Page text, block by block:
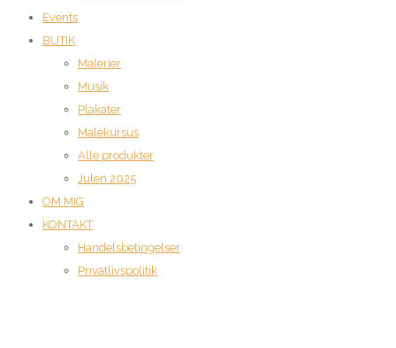
Events
BUTIK
Malerier
Musik
Plakater
Malekursus
Alle produkter
Julen 2025
OM MIG
KONTAKT
Handelsbetingelser
Privatlivspolitik